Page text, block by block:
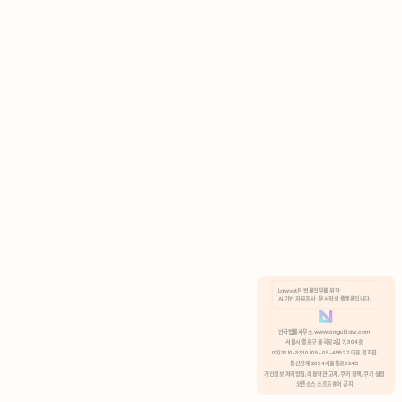
분석 쿠키 허용
Lawvot은 법률업무를 위한
AI 기반 자료조사 · 문서작성 플랫폼입니다.
안국법률사무소 www.anguklaw.com
서울시 종로구 율곡로2길 7, 304호
02)3210-3330 105-05-48527 대표 정희찬
통신판매 2024서울종로0248
개인정보 처리방침, 이용약관 고지, 쿠키 정책, 쿠키 설정
오픈소스 소프트웨어 공지